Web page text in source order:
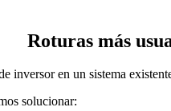
Roturas más
inversor en un sistema
solucionar: